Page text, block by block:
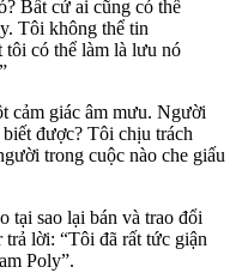
Bất cứ ai cũng có thể
Tôi không thể tin
tôi có thể làm là lưu nó
cảm giác âm mưu. Người
được? Tôi chịu trách
trong cuộc nào che giấu
tại sao lại bán và trao đổi
trả lời: “Tôi đã rất tức giận
Poly”.